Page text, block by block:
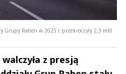
Grupy Raben w 2025 r. przekroczyły 2,3 mld
z presją